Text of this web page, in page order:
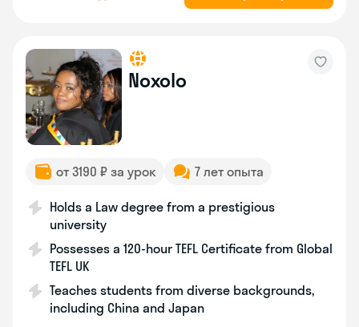
Noxolo
от 3190 ₽ за урок 7 лет опыта
Holds a Law degree from a prestigious
university
Possesses a 120-hour TEFL Certificate from Global
TEFL UK
Teaches students from diverse backgrounds,
including China and Japan